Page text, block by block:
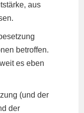
aus
betroffen.
es eben
(und der
der